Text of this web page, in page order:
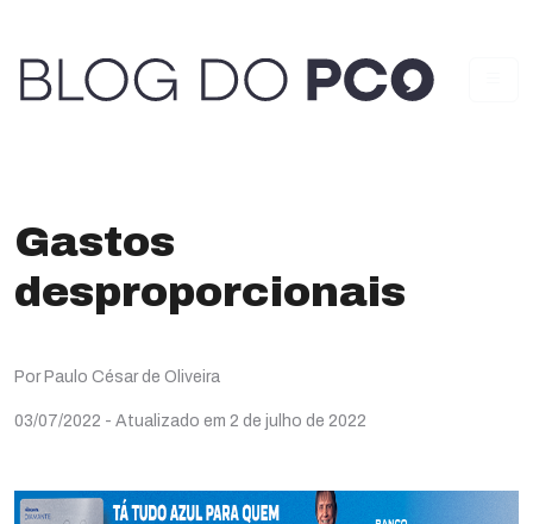
Gastos
desproporcionais
Por Paulo César de Oliveira
03/07/2022 - Atualizado em 2 de julho de 2022